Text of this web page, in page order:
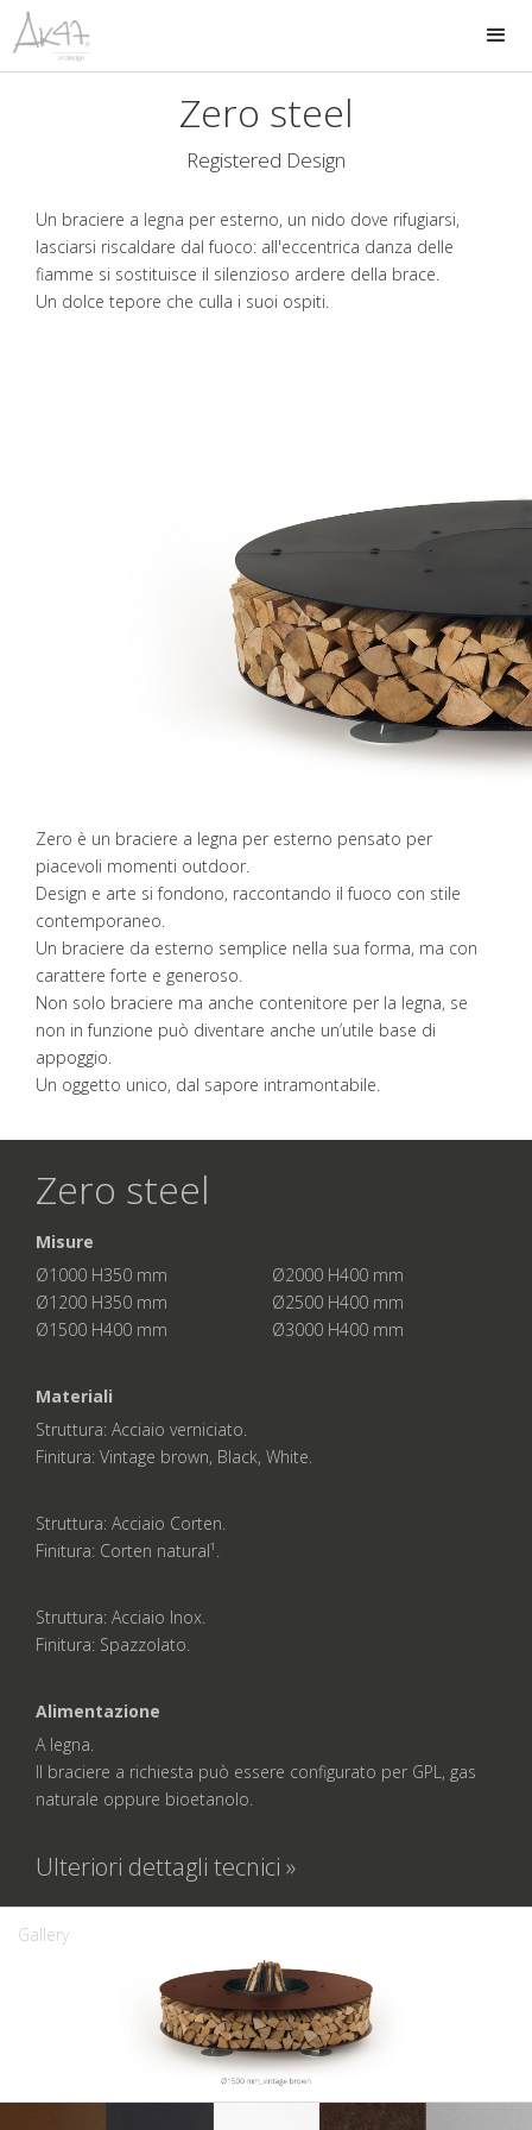
Zero steel
Registered Design
Un braciere a legna per esterno, un nido dove rifugiarsi,
lasciarsi riscaldare dal fuoco: all'eccentrica danza delle
fiamme si sostituisce il silenzioso ardere della brace.
Un dolce tepore che culla i suoi ospiti.
Zero è un braciere a legna per esterno pensato per
piacevoli momenti outdoor.
Design e arte si fondono, raccontando il fuoco con stile
contemporaneo.
Un braciere da esterno semplice nella sua forma, ma con
carattere forte e generoso.
Non solo braciere ma anche contenitore per la legna, se
non in funzione può diventare anche un’utile base di
appoggio.
Un oggetto unico, dal sapore intramontabile.
Zero steel
Misure
Ø1000 H350 mm Ø2000 H400 mm
Ø1200 H350 mm Ø2500 H400 mm
Ø1500 H400 mm Ø3000 H400 mm
Materiali
Struttura: Acciaio verniciato.
Finitura: Vintage brown, Black, White.
Struttura: Acciaio Corten.
Finitura: Corten natural¹.
Struttura: Acciaio Inox.
Finitura: Spazzolato.
Alimentazione
A legna.
Il braciere a richiesta può essere configurato per GPL, gas
naturale oppure bioetanolo.
Ulteriori dettagli tecnici »
Gallery